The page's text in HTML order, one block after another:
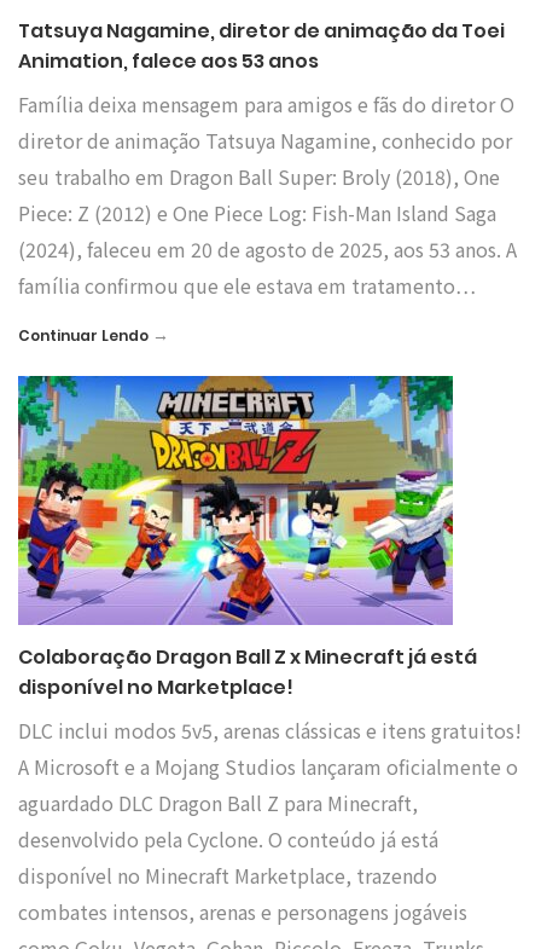
Tatsuya Nagamine, diretor de animação da Toei
Animation, falece aos 53 anos
Família deixa mensagem para amigos e fãs do diretor O
diretor de animação Tatsuya Nagamine, conhecido por
seu trabalho em Dragon Ball Super: Broly (2018), One
Piece: Z (2012) e One Piece Log: Fish-Man Island Saga
(2024), faleceu em 20 de agosto de 2025, aos 53 anos. A
família confirmou que ele estava em tratamento…
Continuar Lendo →
Colaboração Dragon Ball Z x Minecraft já está
disponível no Marketplace!
DLC inclui modos 5v5, arenas clássicas e itens gratuitos!
A Microsoft e a Mojang Studios lançaram oficialmente o
aguardado DLC Dragon Ball Z para Minecraft,
desenvolvido pela Cyclone. O conteúdo já está
disponível no Minecraft Marketplace, trazendo
combates intensos, arenas e personagens jogáveis